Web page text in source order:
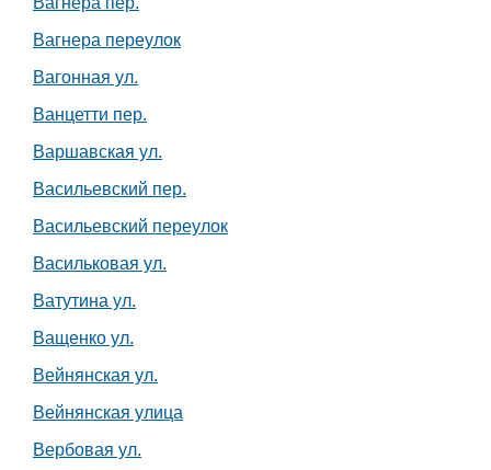
Вагнера переулок
Вагонная ул.
Ванцетти пер.
Варшавская ул.
Васильевский пер.
Васильевский переулок
Васильковая ул.
Ватутина ул.
Ващенко ул.
Вейнянская ул.
Вейнянская улица
Вербовая ул.